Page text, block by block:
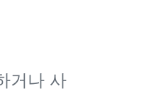
거나 사